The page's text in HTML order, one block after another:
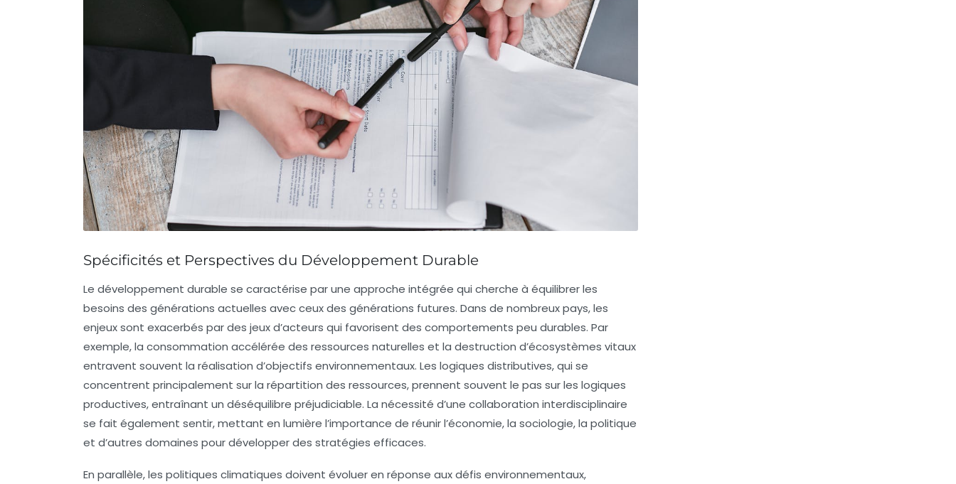
Spécificités et Perspectives du Développement Durable
Le développement durable se caractérise par une approche intégrée qui cherche à équilibrer les
besoins des générations actuelles avec ceux des générations futures. Dans de nombreux pays, les
enjeux sont exacerbés par des jeux d’acteurs qui favorisent des comportements peu durables. Par
exemple, la consommation accélérée des ressources naturelles et la destruction d’écosystèmes vitaux
entravent souvent la réalisation d’objectifs environnementaux. Les logiques distributives, qui se
concentrent principalement sur la répartition des ressources, prennent souvent le pas sur les logiques
productives, entraînant un déséquilibre préjudiciable. La nécessité d’une collaboration interdisciplinaire
se fait également sentir, mettant en lumière l’importance de réunir l’économie, la sociologie, la politique
et d’autres domaines pour développer des stratégies efficaces.
En parallèle, les politiques climatiques doivent évoluer en réponse aux défis environnementaux,